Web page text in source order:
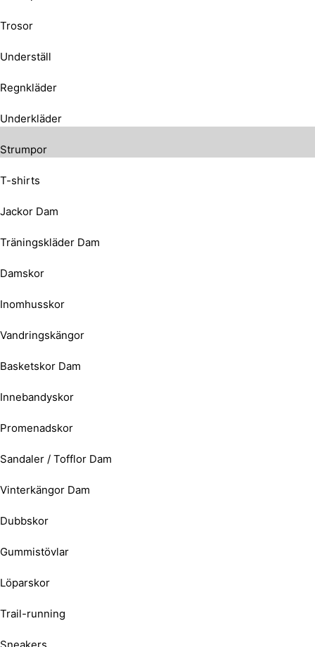
Trosor
Underställ
Regnkläder
Underkläder
Strumpor
T-shirts
Jackor Dam
Träningskläder Dam
Damskor
Inomhusskor
Vandringskängor
Basketskor Dam
Innebandyskor
Promenadskor
Sandaler / Tofflor Dam
Vinterkängor Dam
Dubbskor
Gummistövlar
Löparskor
Trail-running